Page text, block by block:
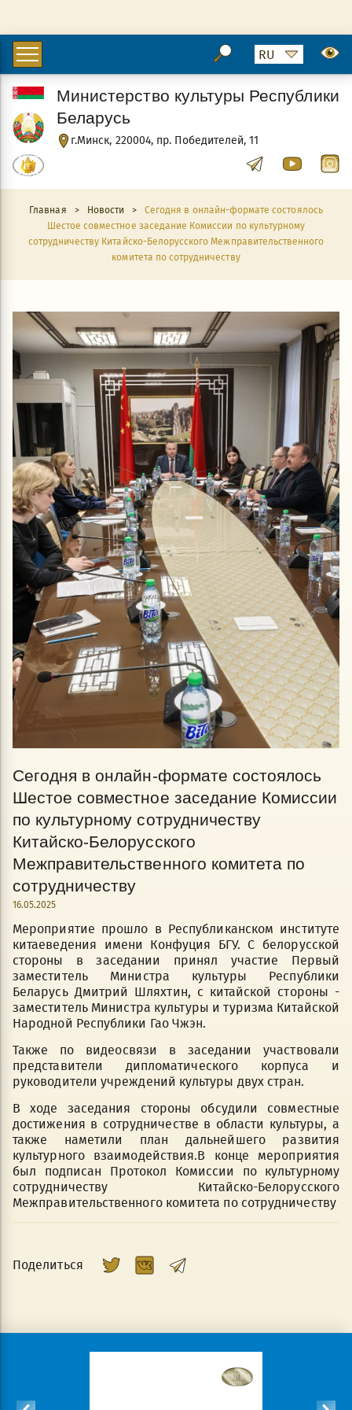
г.Минск, 220004, пр. Победителей, 11
Министерство культуры Республики
Беларусь
Главная > Новости >
Сегодня в онлайн-формате состоялось
Шестое совместное заседание Комиссии по культурному
сотрудничеству Китайско-Белорусского Межправительственного
комитета по сотрудничеству
Сегодня в онлайн-формате состоялось
Шестое совместное заседание Комиссии
по культурному сотрудничеству
Китайско-Белорусского
Межправительственного комитета по
сотрудничеству
16.05.2025
Мероприятие прошло в Республиканском институте
китаеведения имени Конфуция БГУ. С белорусской
стороны в заседании принял участие Первый
заместитель Министра культуры Республики
Беларусь Дмитрий Шляхтин, с китайской стороны -
заместитель Министра культуры и туризма Китайской
Народной Республики Гао Чжэн.
Также по видеосвязи в заседании участвовали
представители дипломатического корпуса и
руководители учреждений культуры двух стран.
В ходе заседания стороны обсудили совместные
достижения в сотрудничестве в области культуры, а
также наметили план дальнейшего развития
культурного взаимодействия.В конце мероприятия
был подписан Протокол Комиссии по культурному
сотрудничеству Китайско-Белорусского
Межправительственного комитета по сотрудничеству
Поделиться